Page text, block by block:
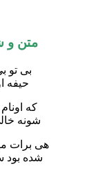
متن و
بی تو
حیفه
که
شونه
هی برات
شده بود